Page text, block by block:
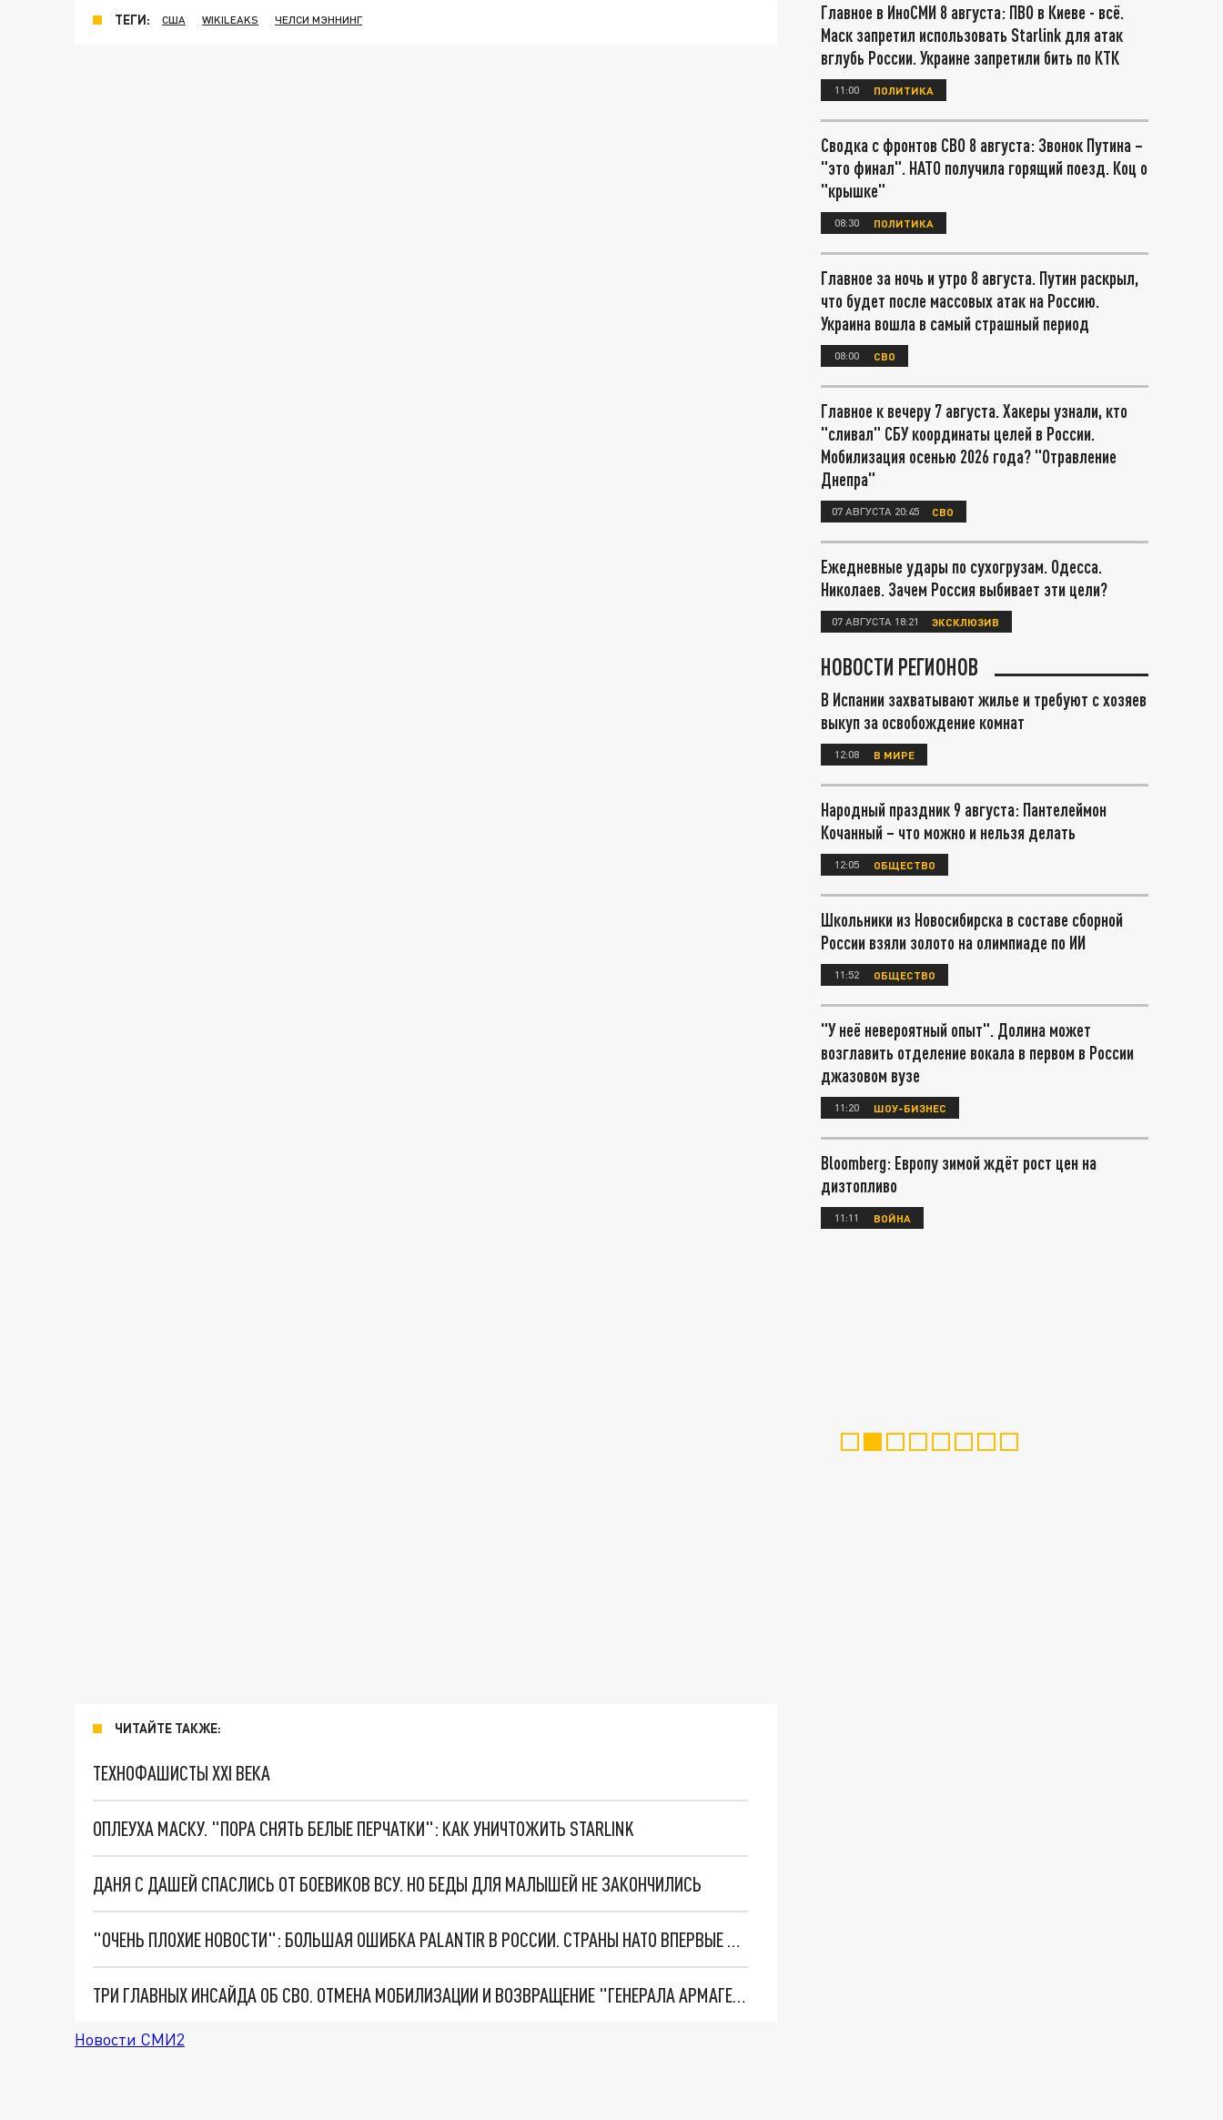
ТЕГИ: США WIKILEAKS ЧЕЛСИ МЭННИНГ
ЧИТАЙТЕ ТАКЖЕ:
ТЕХНОФАШИСТЫ XXI ВЕКА
ОПЛЕУХА МАСКУ. "ПОРА СНЯТЬ БЕЛЫЕ ПЕРЧАТКИ": КАК УНИЧТОЖИТЬ STARLINK
ДАНЯ С ДАШЕЙ СПАСЛИСЬ ОТ БОЕВИКОВ ВСУ. НО БЕДЫ ДЛЯ МАЛЫШЕЙ НЕ ЗАКОНЧИЛИСЬ
"ОЧЕНЬ ПЛОХИЕ НОВОСТИ": БОЛЬШАЯ ОШИБКА PALANTIR В РОССИИ. СТРАНЫ НАТО ВПЕРВЫЕ ЗА СВО ОСТАНОВИЛИ ПОСТАВКИ ОРУЖИЯ. ВСУ ТЕРЯЮТ ПРИГРАНИЧЬЕ?
ТРИ ГЛАВНЫХ ИНСАЙДА ОБ СВО. ОТМЕНА МОБИЛИЗАЦИИ И ВОЗВРАЩЕНИЕ "ГЕНЕРАЛА АРМАГЕДДОНА"? ОТЛИЧНЫЕ НОВОСТИ, КОТОРЫЕ ЖДАЛИ ВСЕ
Новости СМИ2
Главное в ИноСМИ 8 августа: ПВО в Киеве - всё.
Маск запретил использовать Starlink для атак
вглубь России. Украине запретили бить по КТК
11:00 ПОЛИТИКА
Сводка с фронтов СВО 8 августа: Звонок Путина –
"это финал". НАТО получила горящий поезд. Коц о
"крышке"
08:30 ПОЛИТИКА
Главное за ночь и утро 8 августа. Путин раскрыл,
что будет после массовых атак на Россию.
Украина вошла в самый страшный период
08:00 СВО
Главное к вечеру 7 августа. Хакеры узнали, кто
"сливал" СБУ координаты целей в России.
Мобилизация осенью 2026 года? "Отравление
Днепра"
07 АВГУСТА 20:45 СВО
Ежедневные удары по сухогрузам. Одесса.
Николаев. Зачем Россия выбивает эти цели?
07 АВГУСТА 18:21 ЭКСКЛЮЗИВ
НОВОСТИ РЕГИОНОВ
В Испании захватывают жилье и требуют с хозяев
выкуп за освобождение комнат
12:08 В МИРЕ
Народный праздник 9 августа: Пантелеймон
Кочанный – что можно и нельзя делать
12:05 ОБЩЕСТВО
Школьники из Новосибирска в составе сборной
России взяли золото на олимпиаде по ИИ
11:52 ОБЩЕСТВО
"У неё невероятный опыт". Долина может
возглавить отделение вокала в первом в России
джазовом вузе
11:20 ШОУ-БИЗНЕС
Bloomberg: Европу зимой ждёт рост цен на
дизтопливо
11:11 ВОЙНА